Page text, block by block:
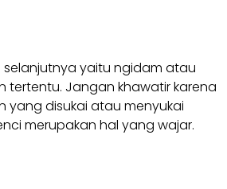
selanjutnya yaitu ngidam atau
tertentu. Jangan khawatir karena
yang disukai atau menyukai
merupakan hal yang wajar.